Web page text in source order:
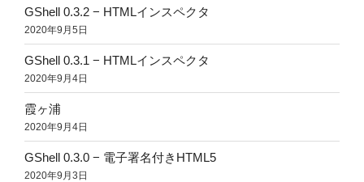
GShell 0.3.2 − HTMLインスペクタ
2020年9月5日
GShell 0.3.1 − HTMLインスペクタ
2020年9月4日
霞ヶ浦
2020年9月4日
GShell 0.3.0 − 電子署名付きHTML5
2020年9月3日